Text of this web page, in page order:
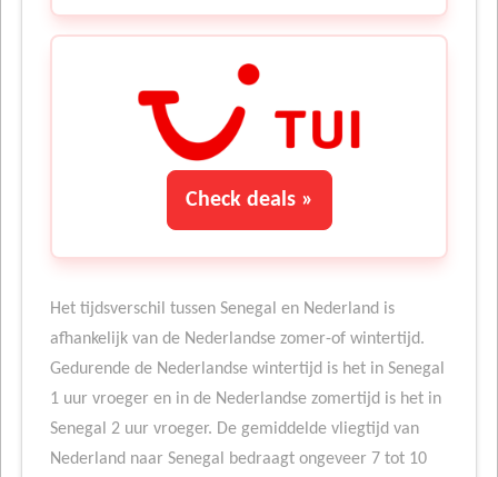
Check deals »
Het tijdsverschil tussen Senegal en Nederland is
afhankelijk van de Nederlandse zomer-of wintertijd.
Gedurende de Nederlandse wintertijd is het in Senegal
1 uur vroeger en in de Nederlandse zomertijd is het in
Senegal 2 uur vroeger. De gemiddelde vliegtijd van
Nederland naar Senegal bedraagt ongeveer 7 tot 10